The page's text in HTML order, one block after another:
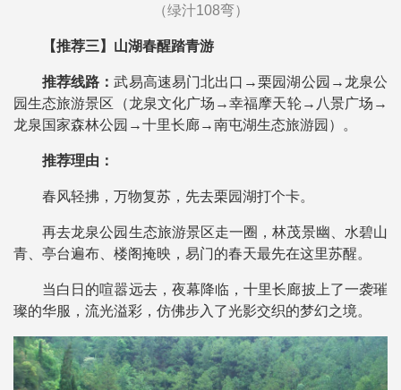
（绿汁108弯）
【推荐三】山湖春醒踏青游
推荐线路：武易高速易门北出口→栗园湖公园→龙泉公
园生态旅游景区（龙泉文化广场→幸福摩天轮→八景广场→
龙泉国家森林公园→十里长廊→南屯湖生态旅游园）。
推荐理由：
春风轻拂，万物复苏，先去栗园湖打个卡。
再去龙泉公园生态旅游景区走一圈，林茂景幽、水碧山
青、亭台遍布、楼阁掩映，易门的春天最先在这里苏醒。
当白日的喧嚣远去，夜幕降临，十里长廊披上了一袭璀
璨的华服，流光溢彩，仿佛步入了光影交织的梦幻之境。